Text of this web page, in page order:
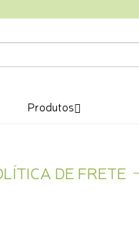
Produtos
DE FRETE